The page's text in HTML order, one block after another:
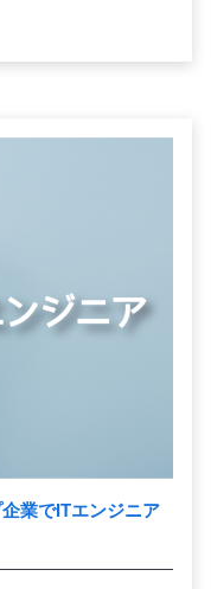
業でITエンジニア